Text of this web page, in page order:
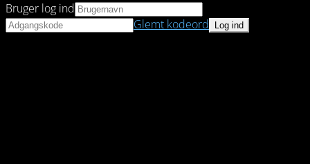
Bruger log ind
Glemt kodeord